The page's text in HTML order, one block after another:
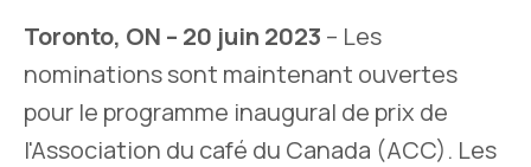
Toronto, ON – 20 juin 2023 – Les
nominations sont maintenant ouvertes
pour le programme inaugural de prix de
l'Association du café du Canada (ACC). Les